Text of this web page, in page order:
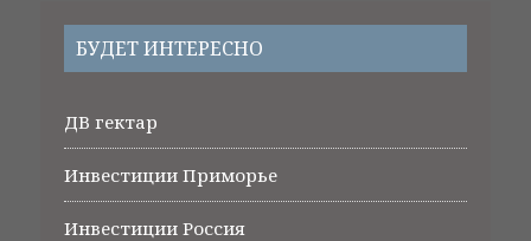
БУДЕТ ИНТЕРЕСНО
ДВ гектар
Инвестиции Приморье
Инвестиции Россия